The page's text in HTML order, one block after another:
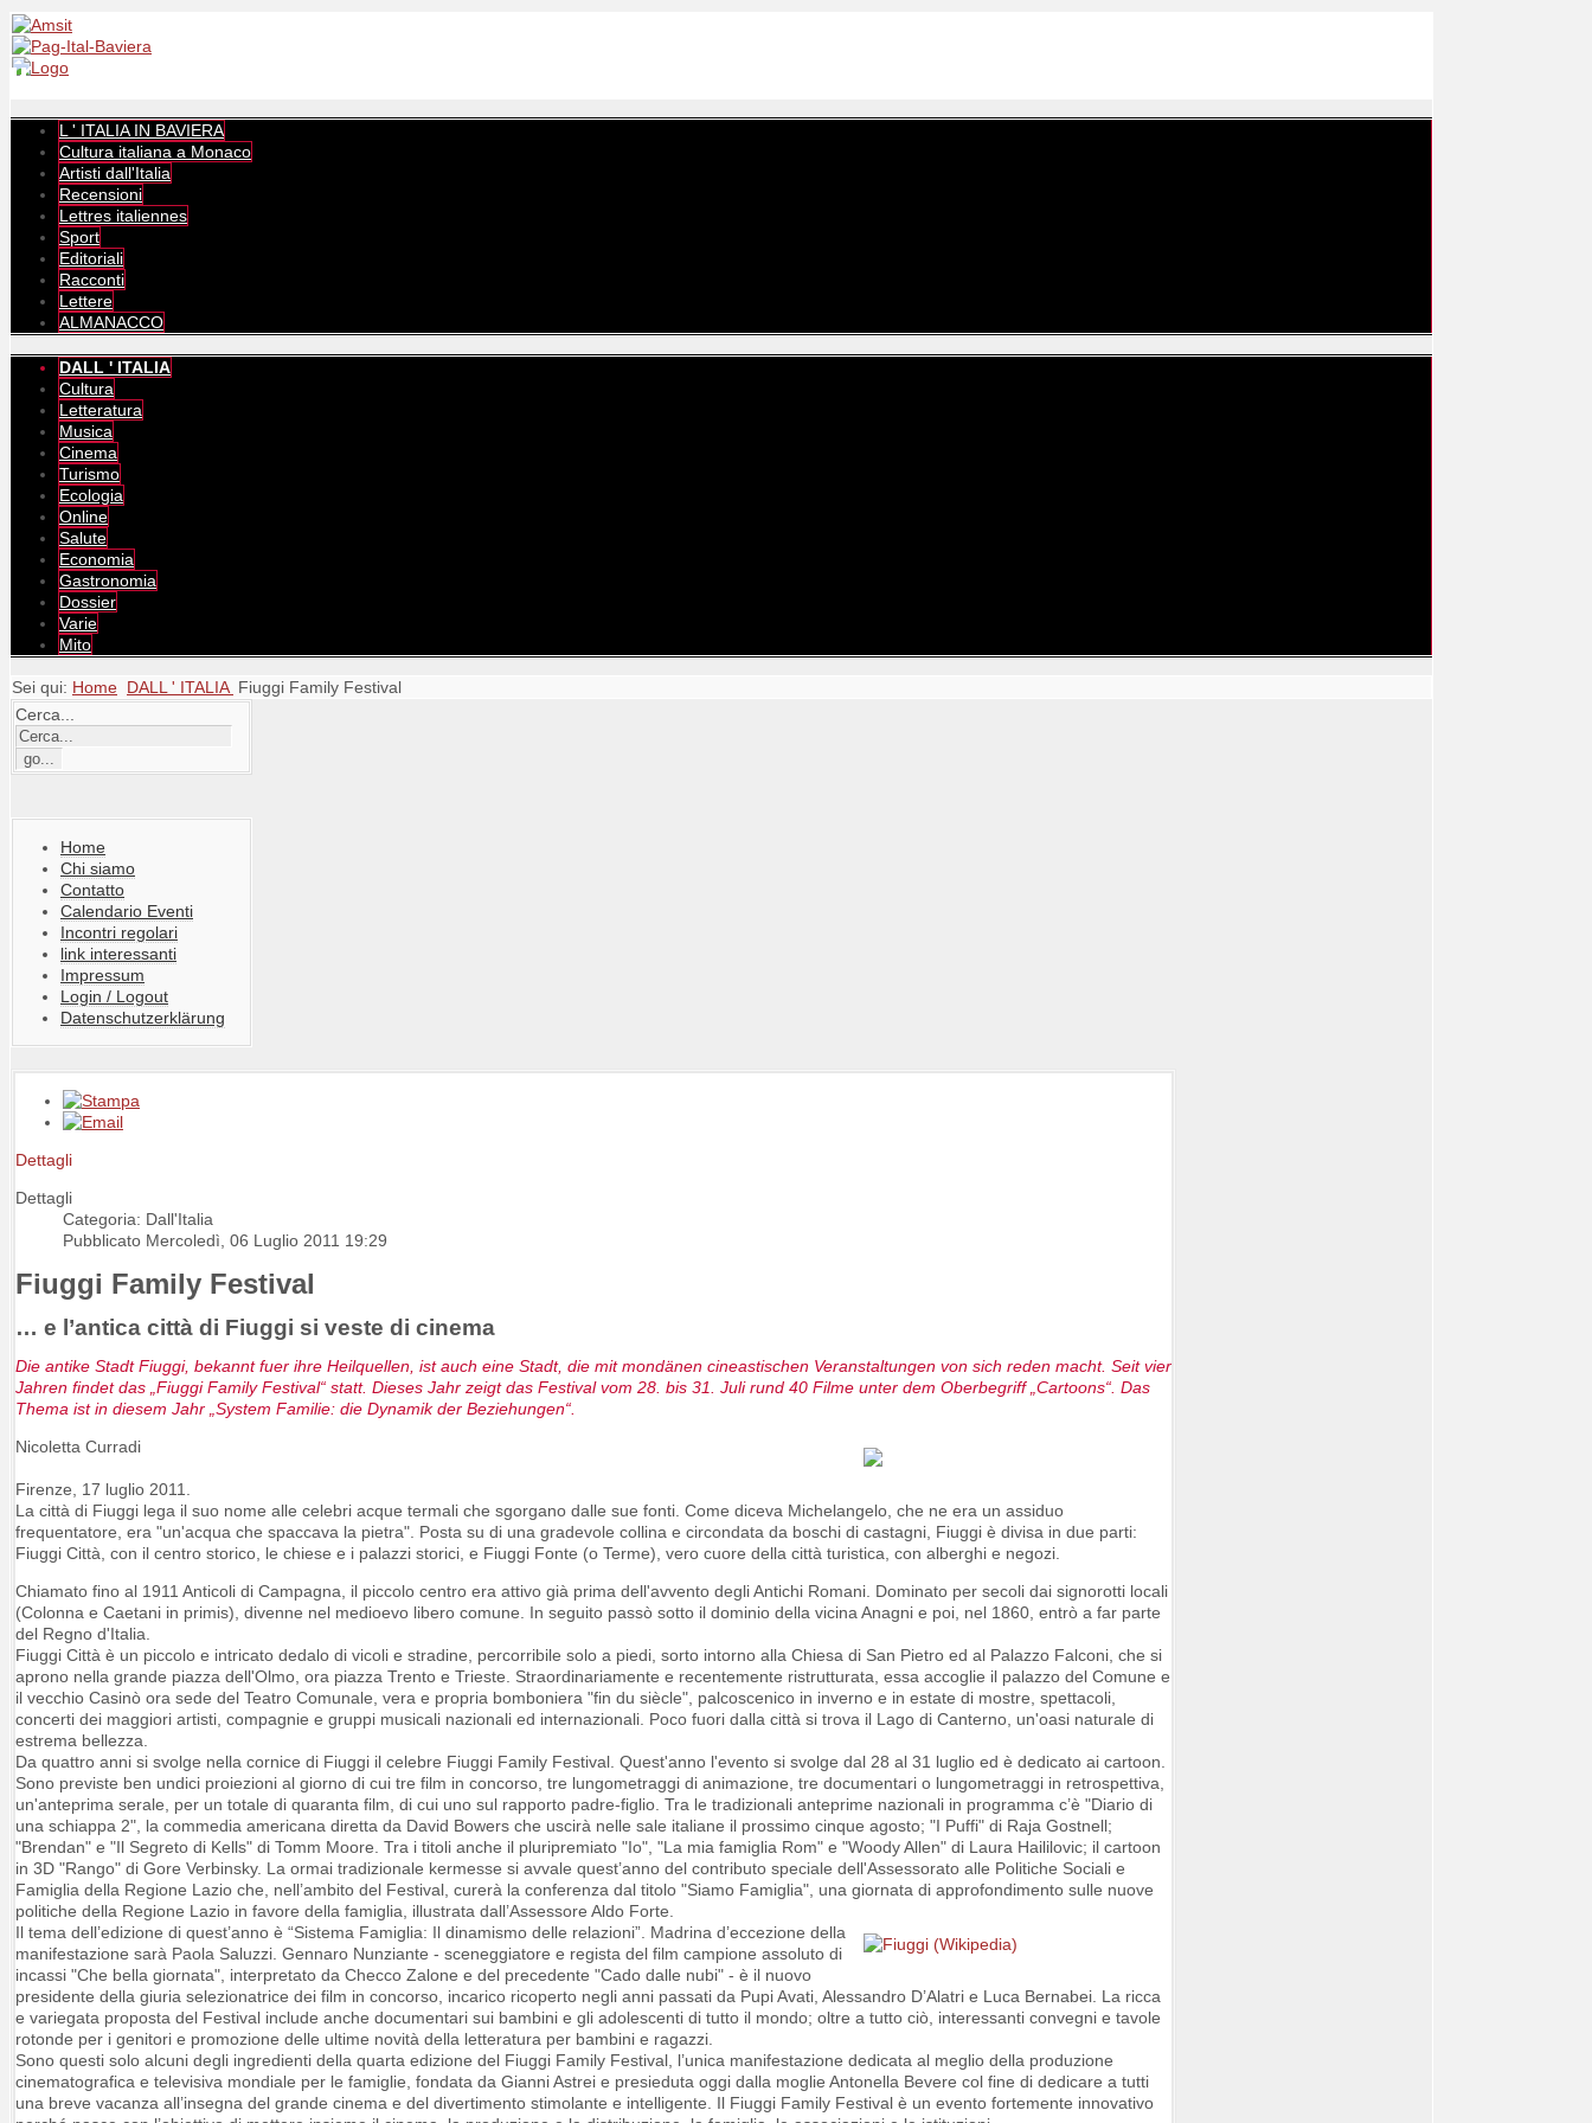
L ' ITALIA IN BAVIERA
Cultura italiana a Monaco
Artisti dall'Italia
Recensioni
Lettres italiennes
Sport
Editoriali
Racconti
Lettere
ALMANACCO
DALL ' ITALIA
Cultura
Letteratura
Musica
Cinema
Turismo
Ecologia
Online
Salute
Economia
Gastronomia
Dossier
Varie
Mito
Sei qui: Home DALL ' ITALIA Fiuggi Family Festival
Cerca...
Home
Chi siamo
Contatto
Calendario Eventi
Incontri regolari
link interessanti
Impressum
Login / Logout
Datenschutzerklärung
Dettagli
Dettagli
Categoria: Dall'Italia
Pubblicato Mercoledì, 06 Luglio 2011 19:29
Fiuggi Family Festival
… e l’antica città di Fiuggi si veste di cinema
Die antike Stadt Fiuggi, bekannt fuer ihre Heilquellen, ist auch eine Stadt, die mit mondänen cineastischen Veranstaltungen von sich reden macht. Seit vier
Jahren findet das „Fiuggi Family Festival“ statt. Dieses Jahr zeigt das Festival vom 28. bis 31. Juli rund 40 Filme unter dem Oberbegriff „Cartoons“. Das
Thema ist in diesem Jahr „System Familie: die Dynamik der Beziehungen“.
Nicoletta Curradi
Firenze, 17 luglio 2011.
La città di Fiuggi lega il suo nome alle celebri acque termali che sgorgano dalle sue fonti. Come diceva Michelangelo, che ne era un assiduo
frequentatore, era "un'acqua che spaccava la pietra". Posta su di una gradevole collina e circondata da boschi di castagni, Fiuggi è divisa in due parti:
Fiuggi Città, con il centro storico, le chiese e i palazzi storici, e Fiuggi Fonte (o Terme), vero cuore della città turistica, con alberghi e negozi.
Chiamato fino al 1911 Anticoli di Campagna, il piccolo centro era attivo già prima dell'avvento degli Antichi Romani. Dominato per secoli dai signorotti locali
(Colonna e Caetani in primis), divenne nel medioevo libero comune. In seguito passò sotto il dominio della vicina Anagni e poi, nel 1860, entrò a far parte
del Regno d'Italia.
Fiuggi Città è un piccolo e intricato dedalo di vicoli e stradine, percorribile solo a piedi, sorto intorno alla Chiesa di San Pietro ed al Palazzo Falconi, che si
aprono nella grande piazza dell'Olmo, ora piazza Trento e Trieste. Straordinariamente e recentemente ristrutturata, essa accoglie il palazzo del Comune e
il vecchio Casinò ora sede del Teatro Comunale, vera e propria bomboniera "fin du siècle", palcoscenico in inverno e in estate di mostre, spettacoli,
concerti dei maggiori artisti, compagnie e gruppi musicali nazionali ed internazionali. Poco fuori dalla città si trova il Lago di Canterno, un'oasi naturale di
estrema bellezza.
Da quattro anni si svolge nella cornice di Fiuggi il celebre Fiuggi Family Festival. Quest'anno l'evento si svolge dal 28 al 31 luglio ed è dedicato ai cartoon.
Sono previste ben undici proiezioni al giorno di cui tre film in concorso, tre lungometraggi di animazione, tre documentari o lungometraggi in retrospettiva,
un'anteprima serale, per un totale di quaranta film, di cui uno sul rapporto padre-figlio. Tra le tradizionali anteprime nazionali in programma c’è "Diario di
una schiappa 2", la commedia americana diretta da David Bowers che uscirà nelle sale italiane il prossimo cinque agosto; "I Puffi" di Raja Gostnell;
"Brendan" e "Il Segreto di Kells" di Tomm Moore. Tra i titoli anche il pluripremiato "Io", "La mia famiglia Rom" e "Woody Allen" di Laura Haililovic; il cartoon
in 3D "Rango" di Gore Verbinsky. La ormai tradizionale kermesse si avvale quest’anno del contributo speciale dell'Assessorato alle Politiche Sociali e
Famiglia della Regione Lazio che, nell’ambito del Festival, curerà la conferenza dal titolo "Siamo Famiglia", una giornata di approfondimento sulle nuove
politiche della Regione Lazio in favore della famiglia, illustrata dall’Assessore Aldo Forte.
Il tema dell’edizione di quest’anno è “Sistema Famiglia: Il dinamismo delle relazioni”. Madrina d’eccezione della
manifestazione sarà Paola Saluzzi. Gennaro Nunziante - sceneggiatore e regista del film campione assoluto di
incassi "Che bella giornata", interpretato da Checco Zalone e del precedente "Cado dalle nubi" - è il nuovo
presidente della giuria selezionatrice dei film in concorso, incarico ricoperto negli anni passati da Pupi Avati, Alessandro D’Alatri e Luca Bernabei. La ricca
e variegata proposta del Festival include anche documentari sui bambini e gli adolescenti di tutto il mondo; oltre a tutto ciò, interessanti convegni e tavole
rotonde per i genitori e promozione delle ultime novità della letteratura per bambini e ragazzi.
Sono questi solo alcuni degli ingredienti della quarta edizione del Fiuggi Family Festival, l’unica manifestazione dedicata al meglio della produzione
cinematografica e televisiva mondiale per le famiglie, fondata da Gianni Astrei e presieduta oggi dalla moglie Antonella Bevere col fine di dedicare a tutti
una breve vacanza all’insegna del grande cinema e del divertimento stimolante e intelligente. Il Fiuggi Family Festival è un evento fortemente innovativo